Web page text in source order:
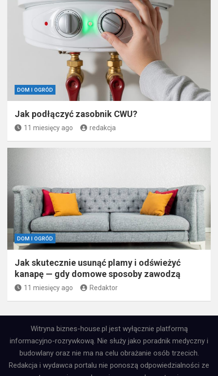
DOM I OGRÓD
Jak podłączyć zasobnik CWU?
11 miesięcy ago redakcja
DOM I OGRÓD
Jak skutecznie usunąć plamy i odświeżyć
kanapę — gdy domowe sposoby zawodzą
11 miesięcy ago Redaktor
Witryna biznes-house.pl jest wyłącznie platformą
informacyjno-rozrywkową. Nie służy jako poradnik medyczny i
budowlany oraz nie ma na celu obrażanie osób trzecich.
Redakcja i wydawca portalu nie ponoszą odpowiedzialności ze